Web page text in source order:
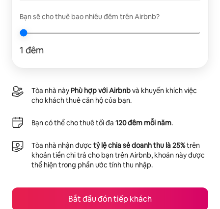
Bạn sẽ cho thuê bao nhiêu đêm trên Airbnb?
1 đêm
Tòa nhà này Phù hợp với Airbnbvà khuyến khích việc
cho khách thuê căn hộ của bạn.
Bạn có thể cho thuê tối đa 120 đêm mỗi năm.
Tòa nhà nhận được tỷ lệ chia sẻ doanh thu là 25%trên
khoản tiền chi trả cho bạn trên Airbnb, khoản này được
thể hiện trong phần ước tính thu nhập.
Bắt đầu đón tiếp khách